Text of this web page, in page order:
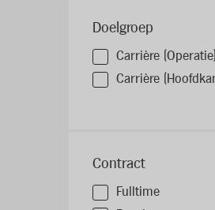
Doelgroep
Carrière (Operatie)
Carrière
Contract
Fulltime